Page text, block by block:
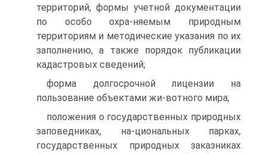
территорий, формы учетной документации
по особо охра-няемым природным
территориям и методические указания по их
заполнению, а также порядок публикации
кадастровых сведений;
форма долгосрочной лицензии на
пользование объектами жи-вотного мира;
положения о государственных природных
заповедниках, на-циональных парках,
государственных природных заказниках